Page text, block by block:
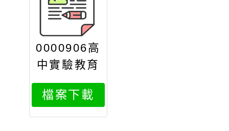
0000906高
中實驗教育
博覽會202
5talkshow
活動dm
檔案下載